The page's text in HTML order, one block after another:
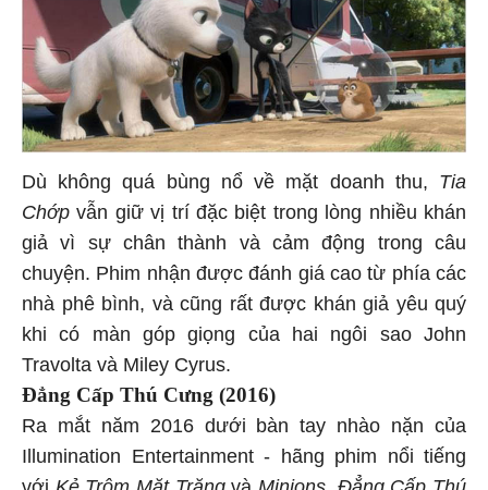
Dù không quá bùng nổ về mặt doanh thu, Tia
Chớp vẫn giữ vị trí đặc biệt trong lòng nhiều khán
giả vì sự chân thành và cảm động trong câu
chuyện. Phim nhận được đánh giá cao từ phía các
nhà phê bình, và cũng rất được khán giả yêu quý
khi có màn góp giọng của hai ngôi sao John
Travolta và Miley Cyrus.
Đẳng Cấp Thú Cưng (2016)
Ra mắt năm 2016 dưới bàn tay nhào nặn của
Illumination Entertainment - hãng phim nổi tiếng
với Kẻ Trộm Mặt Trăng và Minions, Đẳng Cấp Thú